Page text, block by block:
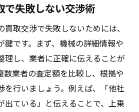
で失敗しない交渉術
取交渉で失敗しないためには、
鍵です。まず、機械の詳細情報や
理し、業者に正確に伝えることが
数業者の査定額を比較し、根拠や
を行いましょう。例えば、「他社
出ている」と伝えることで、上乗